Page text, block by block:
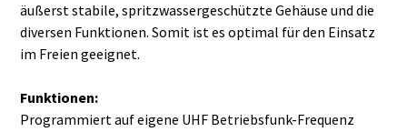
äußerst stabile, spritzwassergeschützte Gehäuse und die
diversen Funktionen. Somit ist es optimal für den Einsatz
im Freien geeignet.
Funktionen:
Programmiert auf eigene UHF Betriebsfunk-Frequenz